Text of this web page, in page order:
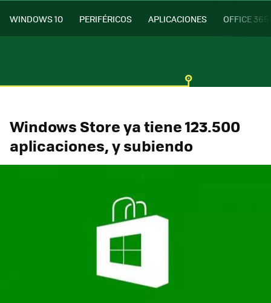
WINDOWS 10 PERIFÉRICOS APLICACIONES OFFICE 365
Windows Store ya tiene 123.500
aplicaciones, y subiendo